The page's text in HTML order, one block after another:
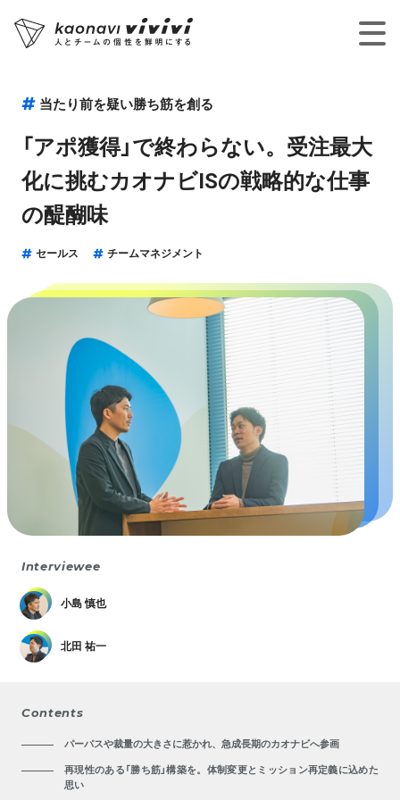
当たり前を疑い勝ち筋を創る
「アポ獲得」で終わらない。受注最大
化に挑むカオナビISの戦略的な仕事
の醍醐味
セールス チームマネジメント
Interviewee
小島 慎也
北田 祐一
Contents
パーパスや裁量の大きさに惹かれ、急成長期のカオナビへ参画
再現性のある「勝ち筋」構築を。体制変更とミッション再定義に込めた
思い